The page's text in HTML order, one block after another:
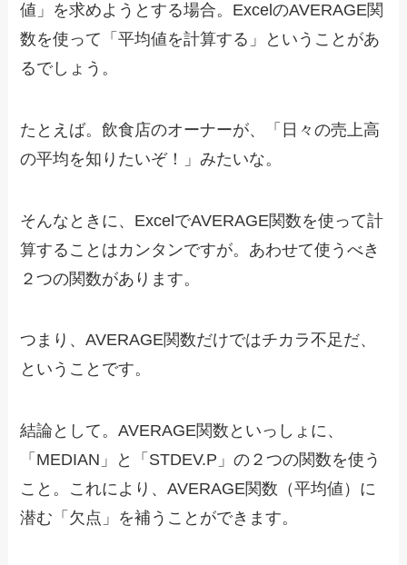
値」を求めようとする場合。ExcelのAVERAGE関
数を使って「平均値を計算する」ということがあ
るでしょう。
たとえば。飲食店のオーナーが、「日々の売上高
の平均を知りたいぞ！」みたいな。
そんなときに、ExcelでAVERAGE関数を使って計
算することはカンタンですが。あわせて使うべき
２つの関数があります。
つまり、AVERAGE関数だけではチカラ不足だ、
ということです。
結論として。AVERAGE関数といっしょに、
「MEDIAN」と「STDEV.P」の２つの関数を使う
こと。これにより、AVERAGE関数（平均値）に
潜む「欠点」を補うことができます。